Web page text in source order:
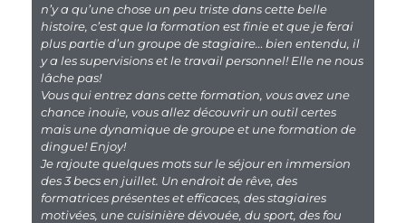
n’y a qu’une chose un peu triste dans cette belle
histoire, c’est que la formation est finie et que je ferai
plus partie d’un groupe de stagiaire… bien entendu, il
y a les supervisions et le travail personnel! Elle ne nous
lâche pas!
Vous qui entrez dans cette formation, vous avez une
chance inouïe, vous allez découvrir un outil certes
mais une dynamique de groupe et une formation de
dingue! Enjoy!
Je rajoute quelques mots sur le séjour en immersion
des 3 becs en juillet. Un endroit de rêve, des
formatrices présentes et efficaces, des stagiaires
motivées, une cuisinière dévouée, du sport, des fou